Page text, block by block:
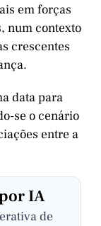
em forças
num contexto
crescentes
data para
se o cenário
entre a
IA
de